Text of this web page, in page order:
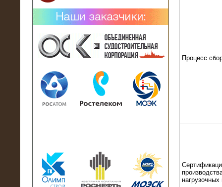
02.02.2019
Нагрузочный комплекс 26 МВт (10
кВ) поставлен в аренду на
Процесс